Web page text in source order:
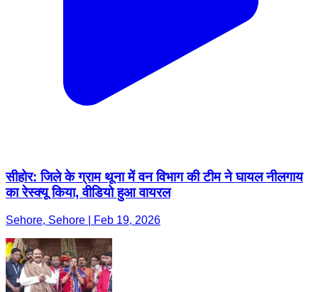
सीहोर: जिले के ग्राम थूना में वन विभाग की टीम ने घायल नीलगाय
का रेस्क्यू किया, वीडियो हुआ वायरल
Sehore, Sehore | Feb 19, 2026